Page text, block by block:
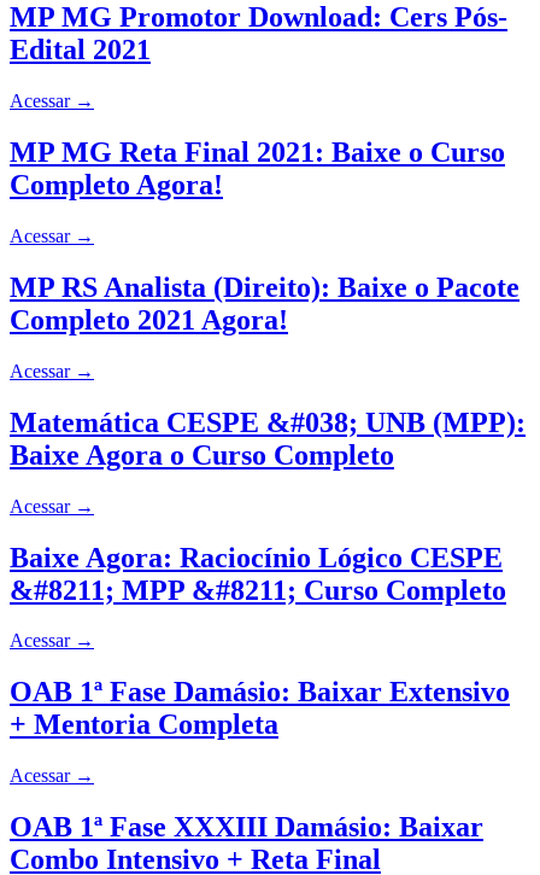
MP MG Promotor Download: Cers Pós-
Edital 2021
Acessar →
MP MG Reta Final 2021: Baixe o Curso
Completo Agora!
Acessar →
MP RS Analista (Direito): Baixe o Pacote
Completo 2021 Agora!
Acessar →
Matemática CESPE &#038; UNB (MPP):
Baixe Agora o Curso Completo
Acessar →
Baixe Agora: Raciocínio Lógico CESPE
&#8211; MPP &#8211; Curso Completo
Acessar →
OAB 1ª Fase Damásio: Baixar Extensivo
+ Mentoria Completa
Acessar →
OAB 1ª Fase XXXIII Damásio: Baixar
Combo Intensivo + Reta Final